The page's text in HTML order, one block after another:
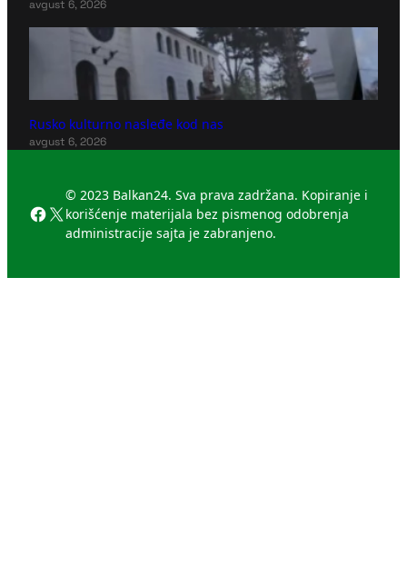
avgust 6, 2026
Rusko kulturno nasleđe kod nas
avgust 6, 2026
Facebook
X
© 2023 Balkan24. Sva prava zadržana. Kopiranje i
korišćenje materijala bez pismenog odobrenja
administracije sajta je zabranjeno.